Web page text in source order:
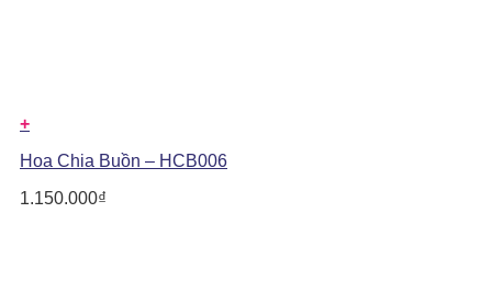
+
Hoa Chia Buồn – HCB006
1.150.000₫